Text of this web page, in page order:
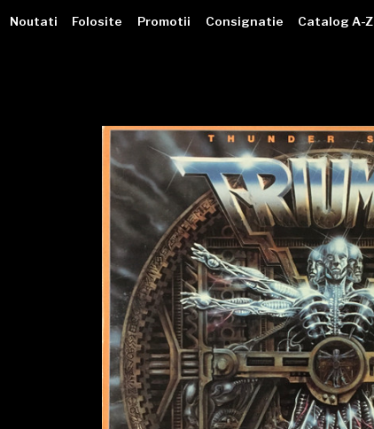
VINILOTECA
Noutati Folosite Promotii Consignatie Catalog A-Z